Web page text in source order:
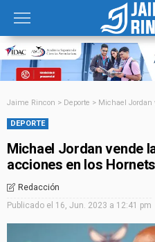
Jaime Rincon > Deporte > Michael Jordan
DEPORTE
Michael Jordan vende
acciones en los Hornets
Redacción
Publicado el 16, Jun. 2023 a 12:41 pm